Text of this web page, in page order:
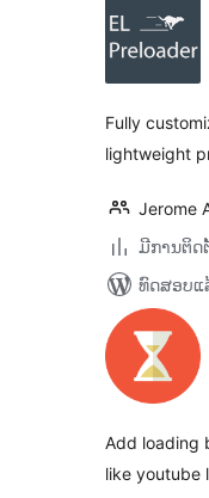
Fully
lightweight
Jerome
ມີການຕິດ
ທົດສອບແ
Add loading
like youtube